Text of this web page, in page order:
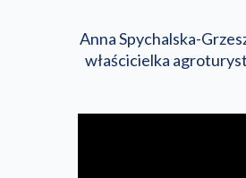
Anna Spychalska-
właścicielka